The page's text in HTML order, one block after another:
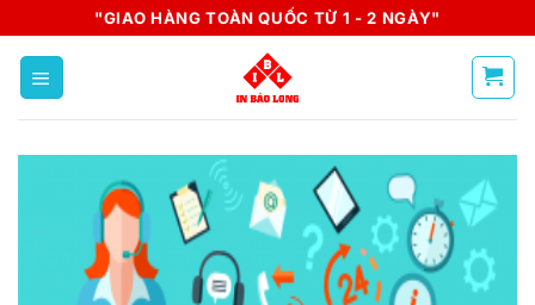
content
"GIAO HÀNG TOÀN QUỐC TỪ 1 - 2 NGÀY"